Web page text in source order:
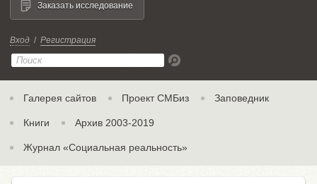
Вход / Регистрация
Галерея сайтов Проект СМБиз Заповедник
Книги Архив 2003-2019
Журнал «Социальная реальность»
Заказать исследование